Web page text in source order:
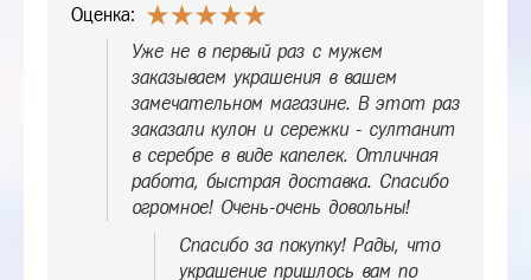
Оценка:
Уже не в первый раз с мужем
заказываем украшения в вашем
замечательном магазине. В этот раз
заказали кулон и сережки - султанит
в серебре в виде капелек. Отличная
работа, быстрая доставка. Спасибо
огромное! Очень-очень довольны!
Спасибо за покупку! Рады, что
украшение пришлось вам по